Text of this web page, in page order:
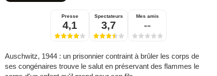
Presse
4,1
Spectateurs
3,7
Mes amis
--
Auschwitz, 1944 : un prisonnier contraint à brûler les corps de
ses congénaires trouve le salut en préservant des flammes le